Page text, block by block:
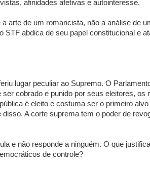
afinidades afetivas e autointeresse.
arte de um romancista, não a análise de
STF abdica de seu papel constitucional e
lugar peculiar ao Supremo. O
ser cobrado e punido por seus eleitores, os
é eleito e costuma ser o primeiro
A corte suprema tem o poder de
e não responde a ninguém. O que
de controle?